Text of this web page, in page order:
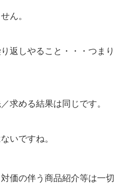
ん。
返しやること・・・つまり
求める結果は同じです。
いですね。
価の伴う商品紹介等は一切